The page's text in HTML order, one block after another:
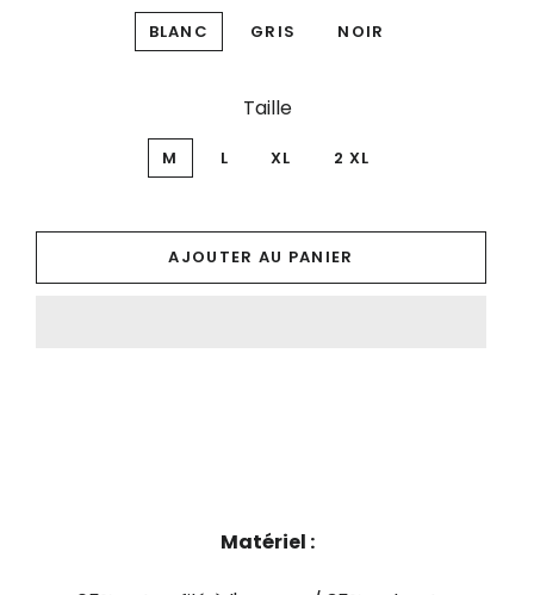
BLANC GRIS NOIR
Taille
M L XL 2 XL
AJOUTER AU PANIER
Matériel :